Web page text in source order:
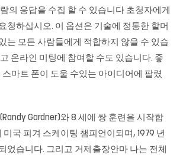
의 응답을 수집 할 수 있습니다 초청자에게
청하십시오. 이 옵션은 기술에 정통한 할머
는 모든 사람들에게 적합하지 않을 수 있습
온라인 미팅에 참여할 수도 있습니다. 좋
마트 폰이 도울 수있는 아이디어에 팔렸
Gardner)와 8 세에 쌍 훈련을 시작합
미국 피겨 스케이팅 챔피언이되며, 1979 년
었습니다. 그리고 거제출장안마 나는 전체